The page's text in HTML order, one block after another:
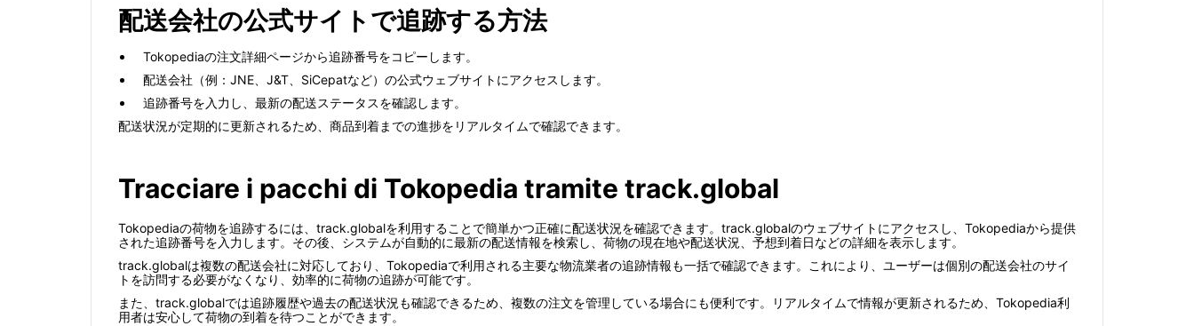
配送会社の公式サイトで追跡する方法
Tokopediaの注文詳細ページから追跡番号をコピーします。
配送会社（例：JNE、J&T、SiCepatなど）の公式ウェブサイトにアクセスします。
追跡番号を入力し、最新の配送ステータスを確認します。
配送状況が定期的に更新されるため、商品到着までの進捗をリアルタイムで確認できます。
Tracciare i pacchi di Tokopedia tramite track.global
Tokopediaの荷物を追跡するには、track.globalを利用することで簡単かつ正確に配送状況を確認できます。track.globalのウェブサイトにアクセスし、Tokopediaから提供
された追跡番号を入力します。その後、システムが自動的に最新の配送情報を検索し、荷物の現在地や配送状況、予想到着日などの詳細を表示します。
track.globalは複数の配送会社に対応しており、Tokopediaで利用される主要な物流業者の追跡情報も一括で確認できます。これにより、ユーザーは個別の配送会社のサイ
トを訪問する必要がなくなり、効率的に荷物の追跡が可能です。
また、track.globalでは追跡履歴や過去の配送状況も確認できるため、複数の注文を管理している場合にも便利です。リアルタイムで情報が更新されるため、Tokopedia利
用者は安心して荷物の到着を待つことができます。